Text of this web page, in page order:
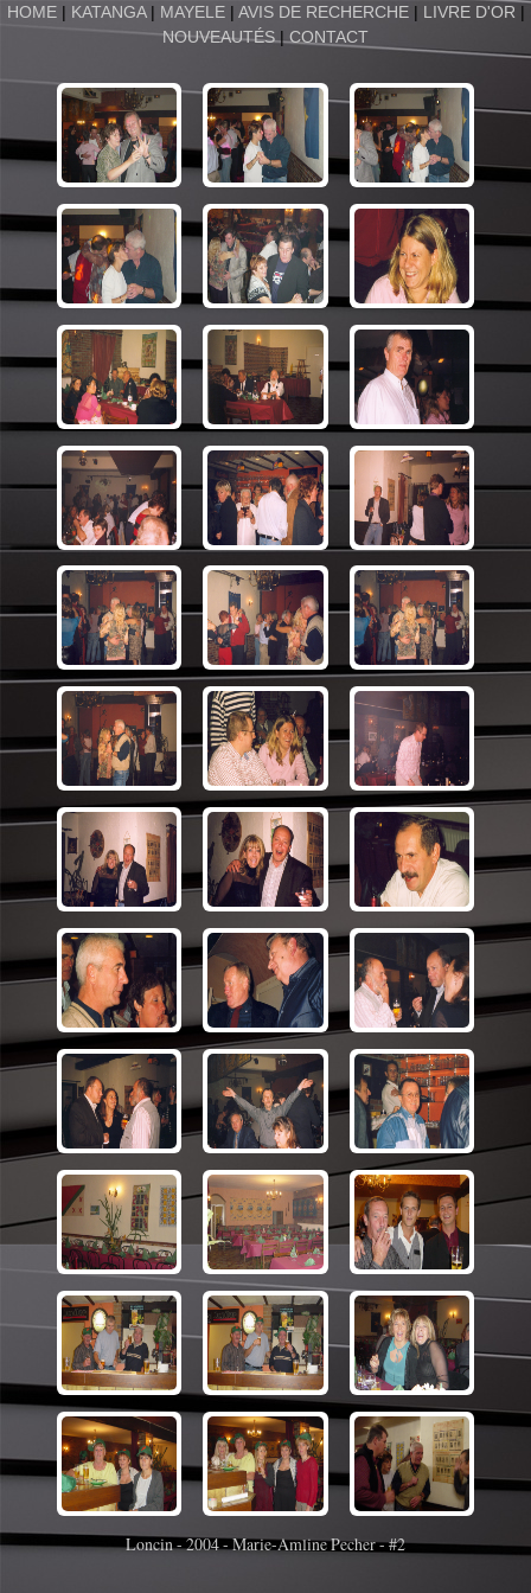
HOME | KATANGA| MAYELE| AVIS DE RECHERCHE| LIVRE D'OR |
NOUVEAUTÉS| CONTACT
Loncin - 2004 - Marie-Amline Pecher - #2